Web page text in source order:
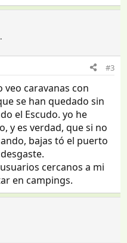
#3
veo caravanas con
se han quedado sin
el Escudo. yo he
y es verdad, que si no
bajas tó el puerto
cercanos a mi
en campings.